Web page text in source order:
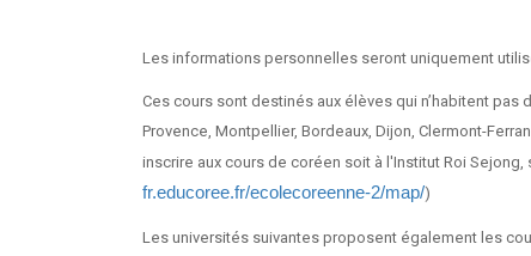
Les informations personnelles seront uniquement
Ces cours sont destinés aux élèves qui n’habitent pas
Provence, Montpellier, Bordeaux, Dijon, Clermont-
inscrire aux cours de coréen soit à l'Institut Roi
fr.educoree.fr/ecolecoreenne-2/map/)
Les universités suivantes proposent également les